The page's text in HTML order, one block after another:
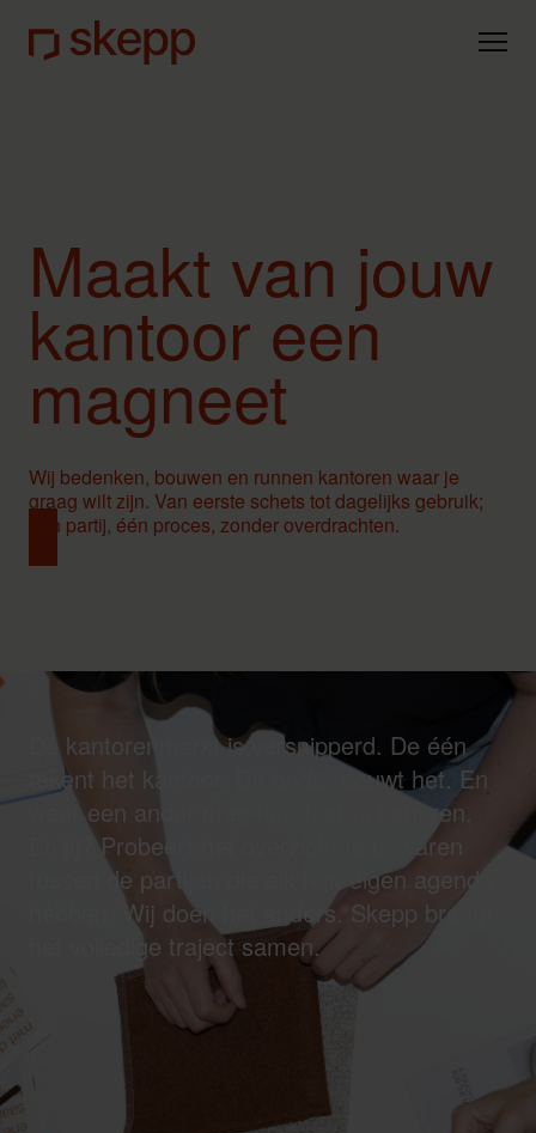
Maakt van jouw
kantoor een
magneet
Wij bedenken, bouwen en runnen kantoren waar je
graag wilt zijn. Van eerste schets tot dagelijks gebruik;
één partij, één proces, zonder overdrachten.
De kantorenmarkt is versnipperd. De één
tekent het kantoor. De ander bouwt het. En
weer een ander mag het daarna beheren.
En jij? Probeert het overzicht te bewaren
tussen de partijen die elk hun eigen agenda
hebben. Wij doen het anders. Skepp brengt
het volledige traject samen.